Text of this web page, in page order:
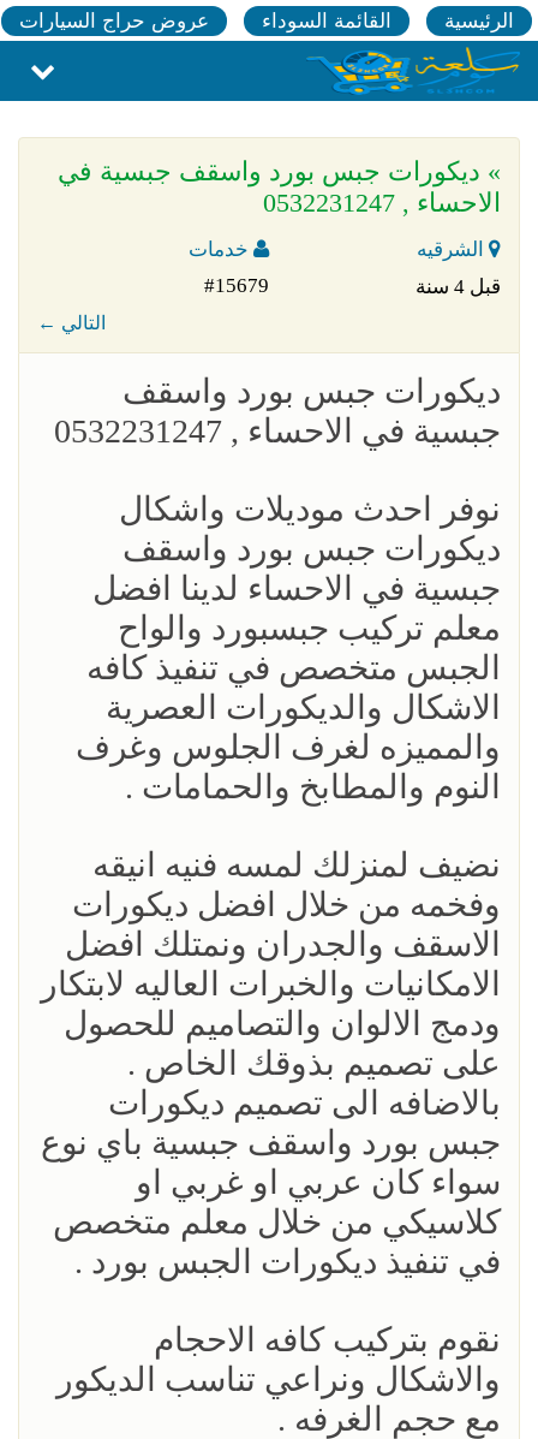
الرئيسية القائمة السوداء عروض حراج السيارات
» ديكورات جبس بورد واسقف جبسية في
الاحساء , 0532231247
الشرقيه
خدمات
قبل 4 سنة
#15679
← التالي
ديكورات جبس بورد واسقف
جبسية في الاحساء , 0532231247
نوفر احدث موديلات واشكال
ديكورات جبس بورد واسقف
جبسية في الاحساء لدينا افضل
معلم تركيب جبسبورد والواح
الجبس متخصص في تنفيذ كافه
الاشكال والديكورات العصرية
والمميزه لغرف الجلوس وغرف
النوم والمطابخ والحمامات .
نضيف لمنزلك لمسه فنيه انيقه
وفخمه من خلال افضل ديكورات
الاسقف والجدران ونمتلك افضل
الامكانيات والخبرات العاليه لابتكار
ودمج الالوان والتصاميم للحصول
على تصميم بذوقك الخاص .
بالاضافه الى تصميم ديكورات
جبس بورد واسقف جبسية باي نوع
سواء كان عربي او غربي او
كلاسيكي من خلال معلم متخصص
في تنفيذ ديكورات الجبس بورد .
نقوم بتركيب كافه الاحجام
والاشكال ونراعي تناسب الديكور
مع حجم الغرفه .